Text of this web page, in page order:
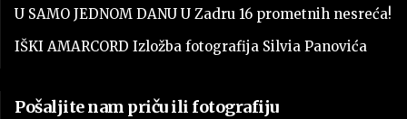
U SAMO JEDNOM DANU U Zadru 16 prometnih nesreća!
IŠKI AMARCORD Izložba fotografija Silvia Panovića
Pošaljite nam priču ili fotografiju